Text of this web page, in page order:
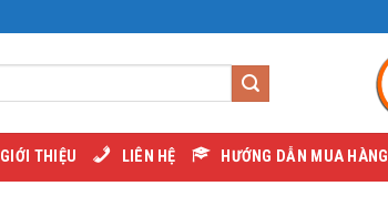
GIỚI THIỆU LIÊN HỆ HƯỚNG DẪN MUA HÀNG